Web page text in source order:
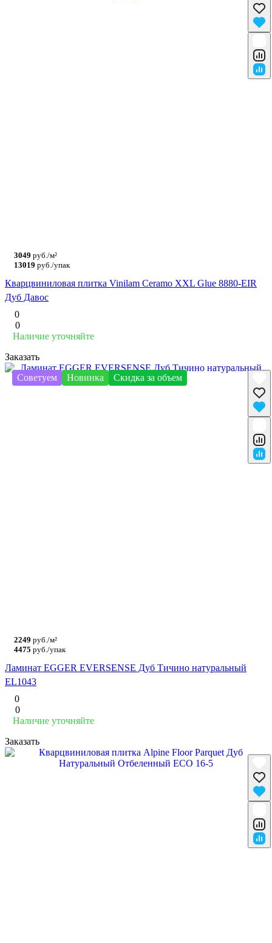
3049 руб./м²
13019 руб./упак
Кварцвиниловая плитка Vinilam Ceramo XXL Glue 8880-EIR
Дуб Давос
0
0
Наличие уточняйте
Заказать
Советуем
Новинка Скидка за объем
2249 руб./м²
4475 руб./упак
Ламинат EGGER EVERSENSE Дуб Тичино натуральный
EL1043
0
0
Наличие уточняйте
Заказать